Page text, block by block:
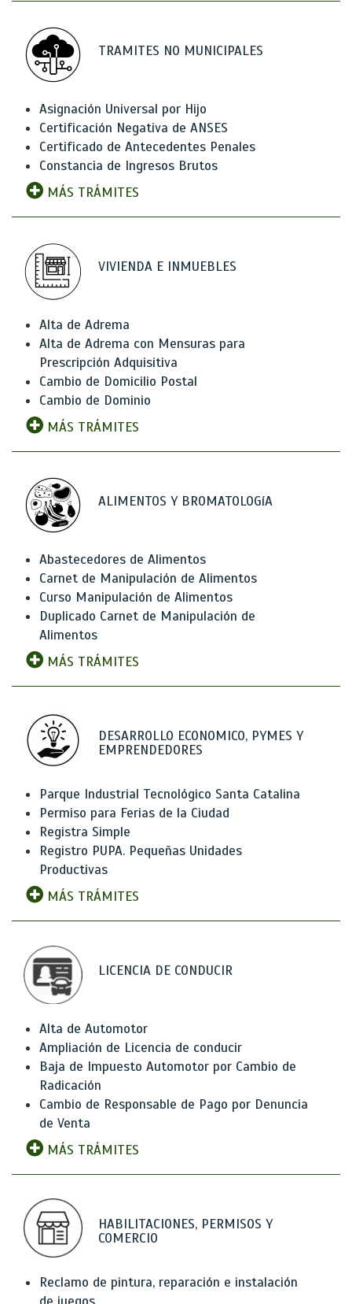
TRAMITES NO MUNICIPALES
Asignación Universal por Hijo
Certificación Negativa de ANSES
Certificado de Antecedentes Penales
Constancia de Ingresos Brutos
MÁS TRÁMITES
VIVIENDA E INMUEBLES
Alta de Adrema
Alta de Adrema con Mensuras para
Prescripción Adquisitiva
Cambio de Domicilio Postal
Cambio de Dominio
MÁS TRÁMITES
ALIMENTOS Y BROMATOLOGíA
Abastecedores de Alimentos
Carnet de Manipulación de Alimentos
Curso Manipulación de Alimentos
Duplicado Carnet de Manipulación de
Alimentos
MÁS TRÁMITES
DESARROLLO ECONOMICO, PYMES Y
EMPRENDEDORES
Parque Industrial Tecnológico Santa Catalina
Permiso para Ferias de la Ciudad
Registra Simple
Registro PUPA. Pequeñas Unidades
Productivas
MÁS TRÁMITES
LICENCIA DE CONDUCIR
Alta de Automotor
Ampliación de Licencia de conducir
Baja de Impuesto Automotor por Cambio de
Radicación
Cambio de Responsable de Pago por Denuncia
de Venta
MÁS TRÁMITES
HABILITACIONES, PERMISOS Y
COMERCIO
Reclamo de pintura, reparación e instalación